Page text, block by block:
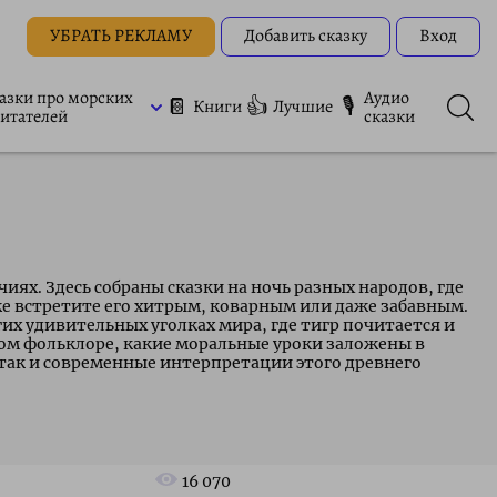
УБРАТЬ РЕКЛАМУ Добавить сказку Вход
про морских 📔 Книги 👍 Лучшие 🎙 Аудио
сказки
Здесь собраны сказки на ночь разных народов, где
встретите его хитрым, коварным или даже забавным.
удивительных уголках мира, где тигр почитается и
фольклоре, какие моральные уроки заложены в
и современные интерпретации этого древнего
16 070